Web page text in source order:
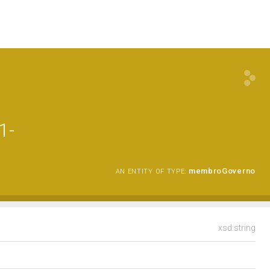
AN ENTITY OF TYPE: membroGoverno
xsd:string